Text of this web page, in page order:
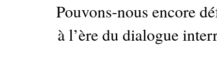
Pouvons-nous encore
à l’ère du dialogue